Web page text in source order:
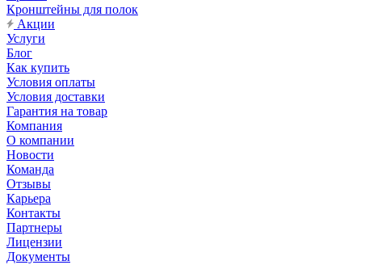
Кронштейны для полок
Акции
Услуги
Блог
Как купить
Условия оплаты
Условия доставки
Гарантия на товар
Компания
О компании
Новости
Команда
Отзывы
Карьера
Контакты
Партнеры
Лицензии
Документы